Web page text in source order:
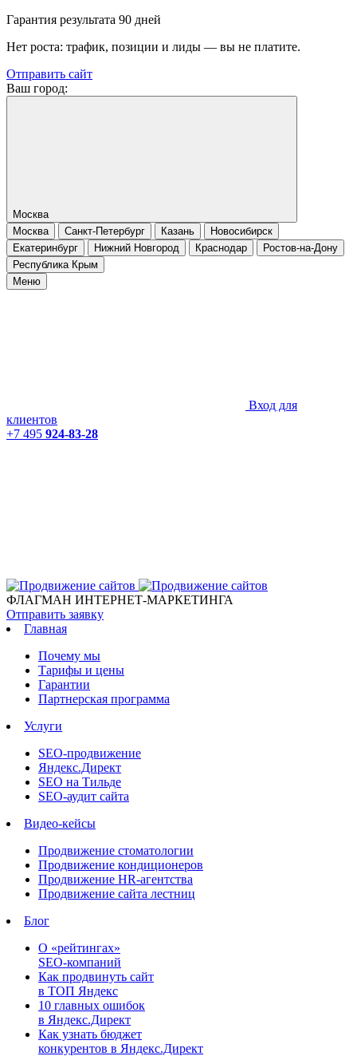
Гарантия результата 90 дней
Нет роста: трафик, позиции и лиды — вы не платите.
Отправить сайт
Ваш город:
Москва
Москва
Санкт-Петербург Казань
Новосибирск
Екатеринбург
Нижний Новгород Краснодар
Ростов-на-Дону
Республика Крым
Меню
Вход для
клиентов
+7 495 924-83-28
ФЛАГМАН ИНТЕРНЕТ-МАРКЕТИНГА
Отправить заявку
Главная
Почему мы
Тарифы и цены
Гарантии
Партнерская программа
Услуги
SEO-продвижение
Яндекс.Директ
SEO на Тильде
SEO-аудит сайта
Видео-кейсы
Продвижение стоматологии
Продвижение кондиционеров
Продвижение HR-агентства
Продвижение сайта лестниц
Блог
О «рейтингах»
SEO-компаний
Как продвинуть сайт
в ТОП Яндекс
10 главных ошибок
в Яндекс.Директ
Как узнать бюджет
конкурентов в Яндекс.Директ